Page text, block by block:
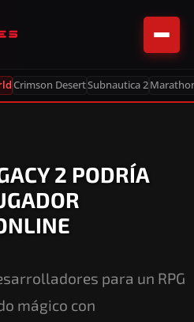
Crimson DesertSubnautica 2
2 PODRÍA
para un RPG
mágico con